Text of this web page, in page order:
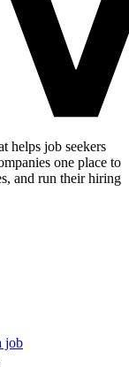
helps job seekers
one place to
and run their hiring
job